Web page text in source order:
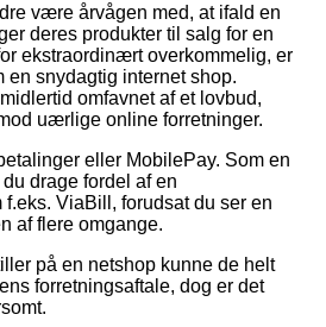
være årvågen med, at ifald en
deres produkter til salg for en
ekstraordinært overkommelig, er
snydagtig internet shop.
omfavnet af et lovbud,
uærlige online forretninger.
eller MobilePay. Som en
drage fordel af en
ViaBill, forudsat du ser en
af flere omgange.
på en netshop kunne de helt
forretningsaftale, dog er det